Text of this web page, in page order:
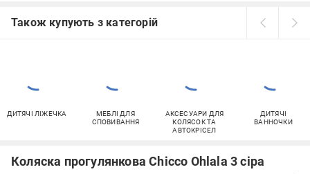
Також купують з категорій
ДИТЯЧІ ЛІЖЕЧКА
МЕБЛІ ДЛЯ
СПОВИВАННЯ
АКСЕСУАРИ ДЛЯ
КОЛЯСОК ТА
АВТОКРІСЕЛ
ДИТЯЧІ
ВАННОЧКИ
Коляска прогулянкова Chicco Ohlala 3 сіра